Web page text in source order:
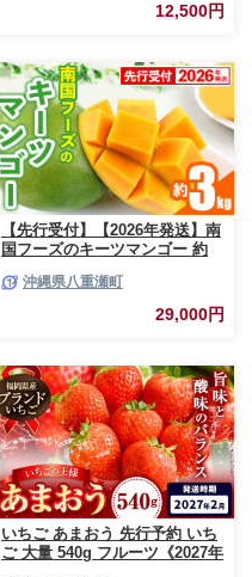
12,500円
【先行受付】【2026年発送】南
国フーズのキーツマンゴー 約
南国フルーツ 旬の味覚 沖縄県
産 国産マンゴー 希少種 オスス
沖縄県八重瀬町
29,000円
いちご あまおう 先行予約 いち
ご 大量 540g フルーツ《2027年